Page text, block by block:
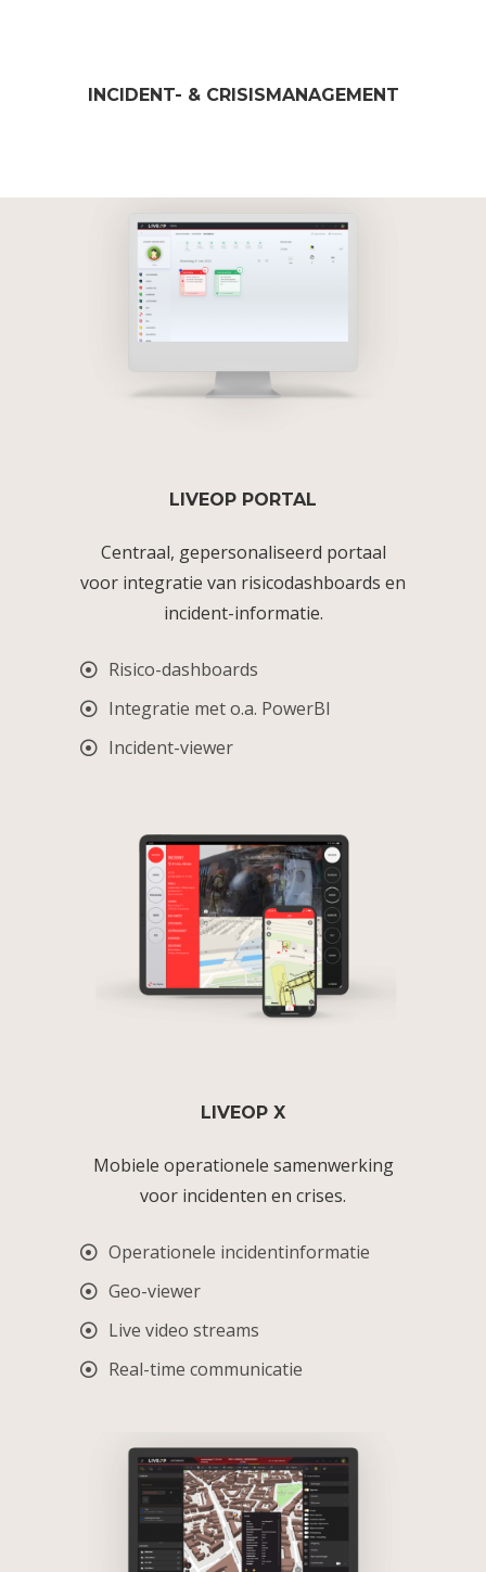
INCIDENT- & CRISISMANAGEMENT
LIVEOP PORTAL
Centraal, gepersonaliseerd portaal
voor integratie van risicodashboards en
incident-informatie.
Risico-dashboards
Integratie met o.a. PowerBI
Incident-viewer
LIVEOP X
Mobiele operationele samenwerking
voor incidenten en crises.
Operationele incidentinformatie
Geo-viewer
Live video streams
Real-time communicatie